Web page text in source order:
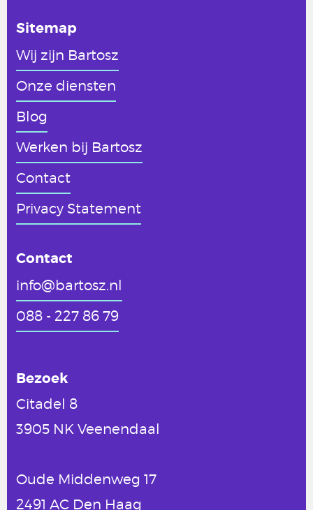
Sitemap
Wij zijn Bartosz
Onze diensten
Blog
Werken bij Bartosz
Contact
Privacy Statement
Contact
info@bartosz.nl
088 - 227 86 79
Bezoek
Citadel 8
3905 NK Veenendaal
Oude Middenweg 17
2491 AC Den Haag